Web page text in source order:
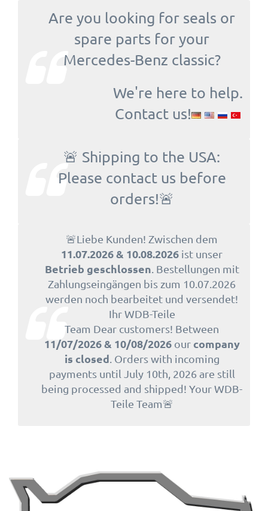
Are you looking for seals or
spare parts for your
Mercedes-Benz classic?
We're here to help.
Contact us!
🚨 Shipping to the USA:
Please contact us before
orders!🚨
🚨Liebe Kunden! Zwischen dem
11.07.2026 & 10.08.2026 ist unser
Betrieb geschlossen . Bestellungen mit
Zahlungseingängen bis zum 10.07.2026
werden noch bearbeitet und versendet!
Ihr WDB-Teile
Team Dear customers! Between
11/07/2026 & 10/08/2026our company
is closed . Orders with incoming
payments until July 10th, 2026 are still
being processed and shipped! Your WDB-
Teile Team🚨